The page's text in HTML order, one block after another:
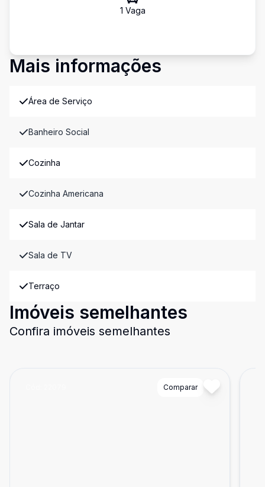
1 Vaga
Mais informações
Área de Serviço
Banheiro Social
Cozinha
Cozinha Americana
Sala de Jantar
Sala de TV
Terraço
Imóveis semelhantes
Confira imóveis semelhantes
Comparar